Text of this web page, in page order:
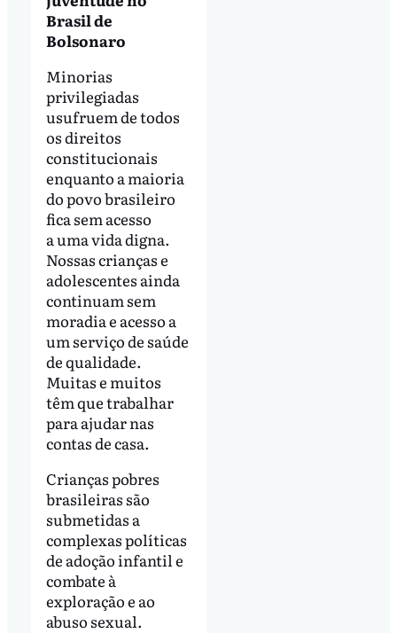
Brasil de
Bolsonaro
Minorias
privilegiadas
usufruem de todos
os direitos
constitucionais
enquanto a maioria
do povo brasileiro
fica sem acesso
a uma vida digna.
Nossas crianças e
adolescentes ainda
continuam sem
moradia e acesso a
um serviço de saúde
de qualidade.
Muitas e muitos
têm que trabalhar
para ajudar nas
contas de casa.
Crianças pobres
brasileiras são
submetidas a
complexas políticas
de adoção infantil e
combate à
exploração e ao
abuso sexual.